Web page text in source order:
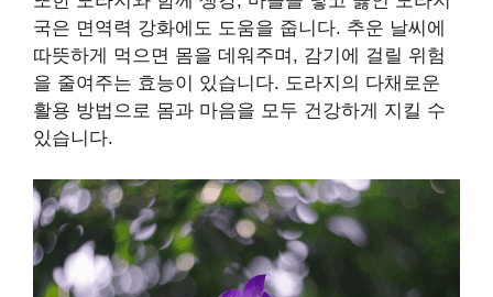
국은 면역력 강화에도 도움을 줍니다. 추운 날씨에
따뜻하게 먹으면 몸을 데워주며, 감기에 걸릴 위험
을 줄여주는 효능이 있습니다. 도라지의 다채로운
활용 방법으로 몸과 마음을 모두 건강하게 지킬 수
있습니다.